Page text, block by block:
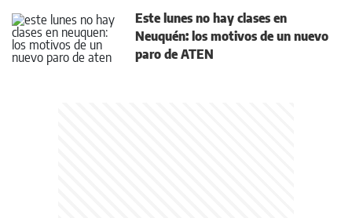
Este lunes no hay clases en
Neuquén: los motivos de un nuevo
paro de ATEN